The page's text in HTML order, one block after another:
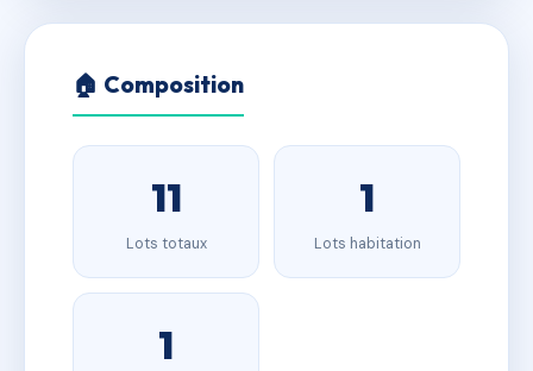
🏠 Composition
11
Lots totaux
1
Lots habitation
1